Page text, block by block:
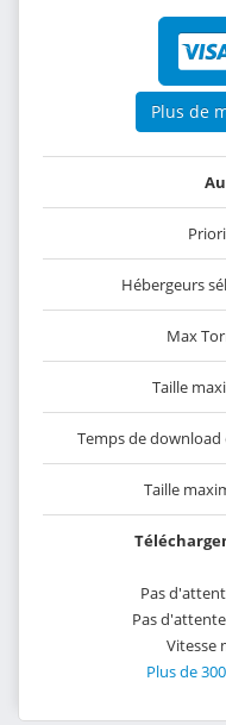
Plus de
Hébergeurs
Max
Taille
Temps de
Taille
Pas
Pas
Vitesse
Plus de